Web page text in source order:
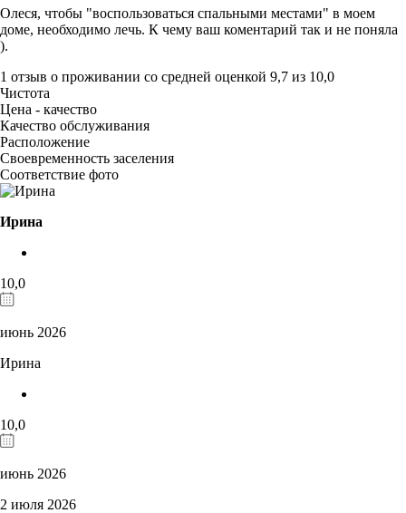
Олеся, чтобы "воспользоваться спальными местами" в моем
доме, необходимо лечь. К чему ваш коментарий так и не поняла
).
1 отзыв о проживании со средней оценкой 9,7 из 10,0
Чистота
Цена - качество
Качество обслуживания
Расположение
Своевременность заселения
Соответствие фото
Ирина
10,0
июнь 2026
Ирина
10,0
июнь 2026
2 июля 2026